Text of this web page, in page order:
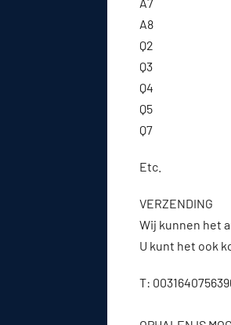
A8
Q2
Q3
Q4
Q5
Q7
Etc.
VERZENDING
Wij kunnen het
U kunt het ook
T: